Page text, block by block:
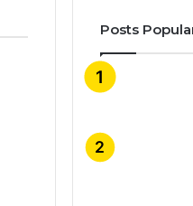
Posts